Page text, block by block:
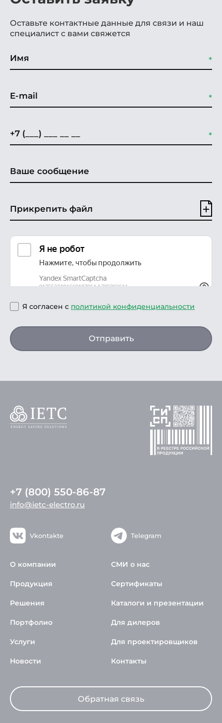
Оставьте контактные данные для связи и наш
специалист с вами свяжется
Прикрепить файл
Я согласен с политикой конфиденциальности
Отправить
+7 (800) 550-86-87
info@ietc-electro.ru
Vkontakte Telegram
О компании
Продукция
Решения
Портфолио
Услуги
Новости
СМИ о нас
Сертификаты
Каталоги и презентации
Для дилеров
Для проектировщиков
Контакты
Обратная связь